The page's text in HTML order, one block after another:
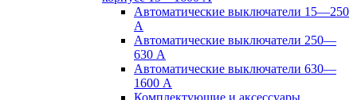
Автоматические выключатели 15—250
А
Автоматические выключатели 250—
630 А
Автоматические выключатели 630—
1600 А
Комплектующие и аксессуары